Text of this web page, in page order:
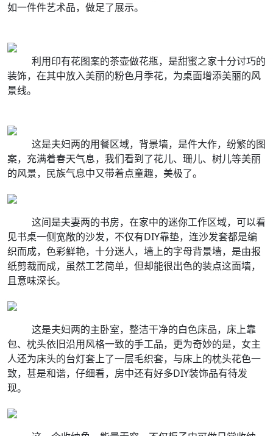
如一件件艺术品，做足了展示。
利用印有花图案的茶壶做花瓶，是甜蜜之家十分讨巧的
装饰，在其中放入美丽的粉色月季花，为桌面增添美丽的风
景线。
这是夫妇两的用餐区域，背景墙，是件大作，纷繁的图
案，充满着春天气息，我们看到了花儿、珊儿、树儿等美丽
的风景，民族气息中又带着点童趣，美极了。
这间是夫妻两的书房，在家中的迷你工作区域，可以看
见书桌一侧宽敞的沙发，不仅有DIY靠垫，连沙发套都是编
织而成，色彩鲜艳，十分迷人，墙上的字母背景墙，是由报
纸剪裁而成，虽然工艺简单，但却能很出色的装点这面墙，
且意味深长。
这是夫妇两的主卧室，整洁干净的白色床品，床上靠
包、枕头依旧沿用风格一致的手工品，更为奇妙的是，女主
人还为床头的台灯套上了一层毛织套，与床上的枕头花色一
致，甚是和谐，仔细看，房中还有好多DIY装饰品有待发
现。